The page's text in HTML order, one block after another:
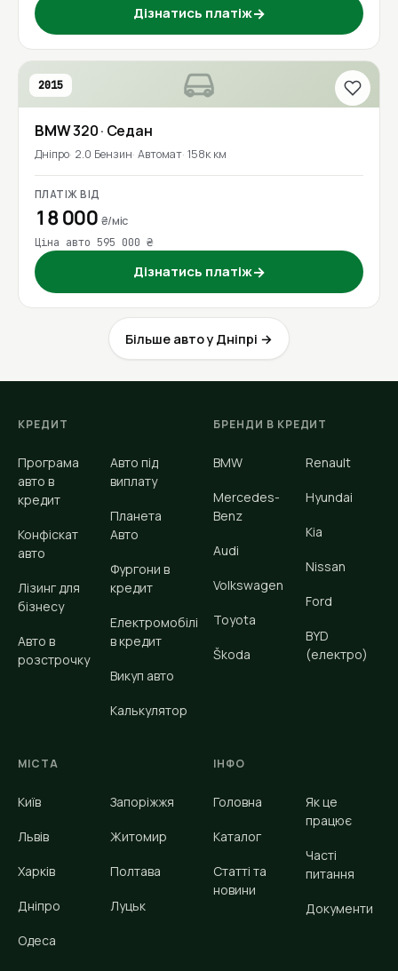
Дізнатись платіж→
2015
BMW320· Седан
Дніпро 2.0 Бензин Автомат 158к км
ПЛАТІЖ ВІД
18 000 ₴/міс
Ціна авто 595 000 ₴
Дізнатись платіж→
Більше авто у Дніпрі →
КРЕДИТ
Програма
авто в
кредит
Конфіскат
авто
Лізинг для
бізнесу
Авто в
розстрочку
Авто під
виплату
Планета
Авто
Фургони в
кредит
Електромобілі
в кредит
Викуп авто
Калькулятор
БРЕНДИ В КРЕДИТ
BMW
Mercedes-
Benz
Audi
Volkswagen
Toyota
Škoda
Renault
Hyundai
Kia
Nissan
Ford
BYD
(електро)
МІСТА
Київ
Львів
Харків
Дніпро
Одеса
Запоріжжя
Житомир
Полтава
Луцьк
ІНФО
Головна
Каталог
Статті та
новини
Як це
працює
Часті
питання
Документи